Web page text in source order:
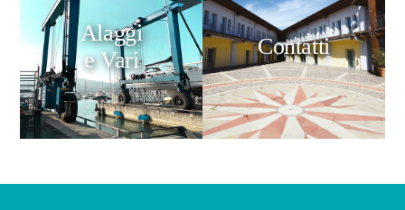
Alaggi
e Vari
Contatti